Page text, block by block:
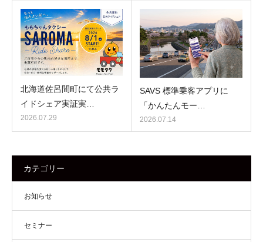
北海道佐呂間町にて公共ラ
イドシェア実証実…
2026.07.29
SAVS 標準乗客アプリに
「かんたんモー…
2026.07.14
カテゴリー
お知らせ
セミナー